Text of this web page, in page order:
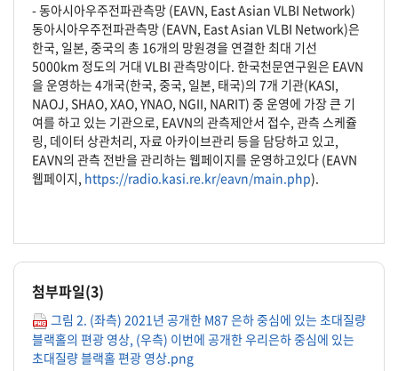
- 동아시아우주전파관측망 (EAVN, East Asian VLBI Network)
동아시아우주전파관측망 (EAVN, East Asian VLBI Network)은
한국, 일본, 중국의 총 16개의 망원경을 연결한 최대 기선
5000km 정도의 거대 VLBI 관측망이다. 한국천문연구원은 EAVN
을 운영하는 4개국(한국, 중국, 일본, 태국)의 7개 기관(KASI,
NAOJ, SHAO, XAO, YNAO, NGII, NARIT) 중 운영에 가장 큰 기
여를 하고 있는 기관으로, EAVN의 관측제안서 접수, 관측 스케쥴
링, 데이터 상관처리, 자료 아카이브관리 등을 담당하고 있고,
EAVN의 관측 전반을 관리하는 웹페이지를 운영하고있다 (EAVN
웹페이지, https://radio.kasi.re.kr/eavn/main.php).
첨부파일(3)
그림 2. (좌측) 2021년 공개한 M87 은하 중심에 있는 초대질량
블랙홀의 편광 영상, (우측) 이번에 공개한 우리은하 중심에 있는
초대질량 블랙홀 편광 영상.png